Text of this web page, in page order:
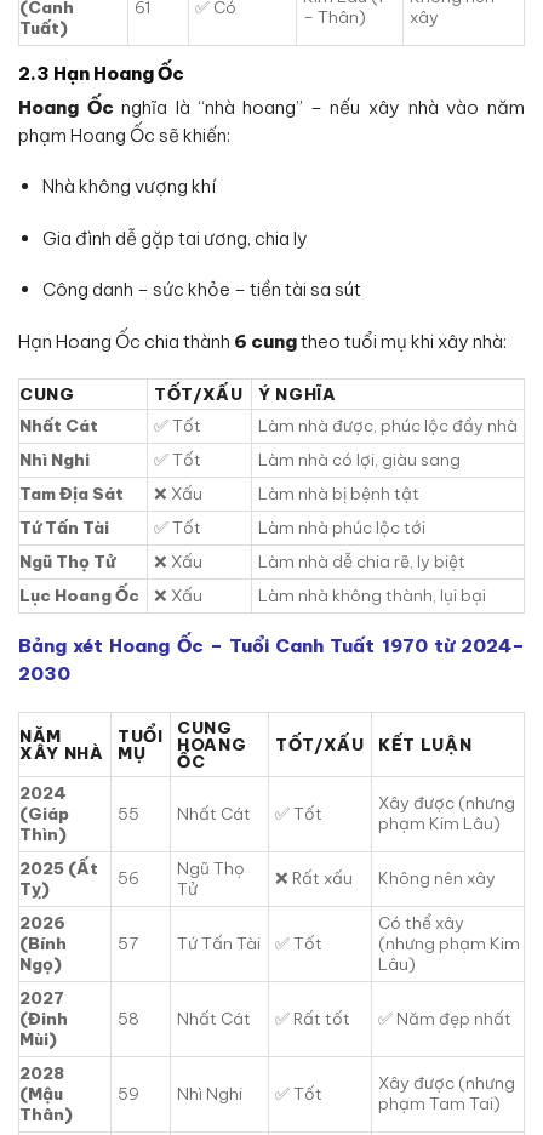
(Canh
Tuất)
61 ✅ Có
– Thân)
xây
2.3 Hạn Hoang Ốc
Hoang Ốc nghĩa là “nhà hoang” – nếu xây nhà vào năm
phạm Hoang Ốc sẽ khiến:
Nhà không vượng khí
Gia đình dễ gặp tai ương, chia ly
Công danh – sức khỏe – tiền tài sa sút
Hạn Hoang Ốc chia thành 6 cungtheo tuổi mụ khi xây nhà:
CUNG TỐT/XẤU
Ý NGHĨA
Nhất Cát
✅ Tốt
Làm nhà được, phúc lộc đầy nhà
Nhì Nghi
✅ Tốt
Làm nhà có lợi, giàu sang
Tam Địa Sát
❌ Xấu
Làm nhà bị bệnh tật
Tứ Tấn Tài
✅ Tốt
Làm nhà phúc lộc tới
Ngũ Thọ Tử
❌ Xấu
Làm nhà dễ chia rẽ, ly biệt
Lục Hoang Ốc
❌ Xấu Làm nhà không thành, lụi bại
Bảng xét Hoang Ốc – Tuổi Canh Tuất 1970 từ 2024–
2030
NĂM
XÂY NHÀ
TUỔI
MỤ
CUNG
HOANG
ỐC
TỐT/XẤU KẾT LUẬN
2024
(Giáp
Thìn)
55 Nhất Cát ✅ Tốt
Xây được (nhưng
phạm Kim Lâu)
2025 (Ất
Tỵ)
56
Ngũ Thọ
Tử
❌ Rất xấu Không nên xây
2026
(Bính
Ngọ)
57 Tứ Tấn Tài ✅ Tốt
Có thể xây
(nhưng phạm Kim
Lâu)
2027
(Đinh
Mùi)
58 Nhất Cát ✅ Rất tốt ✅ Năm đẹp nhất
2028
(Mậu
Thân)
59 Nhì Nghi ✅ Tốt
Xây được (nhưng
phạm Tam Tai)